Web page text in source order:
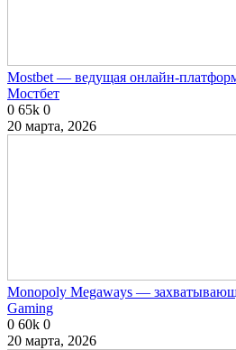
Mostbet — ведущая онлайн-
Мостбет
0 65k 0
20 марта, 2026
Monopoly Megaways —
Gaming
0 60k 0
20 марта, 2026